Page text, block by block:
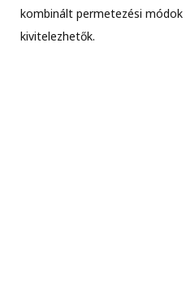
kombinált permetezési módok
kivitelezhetők.